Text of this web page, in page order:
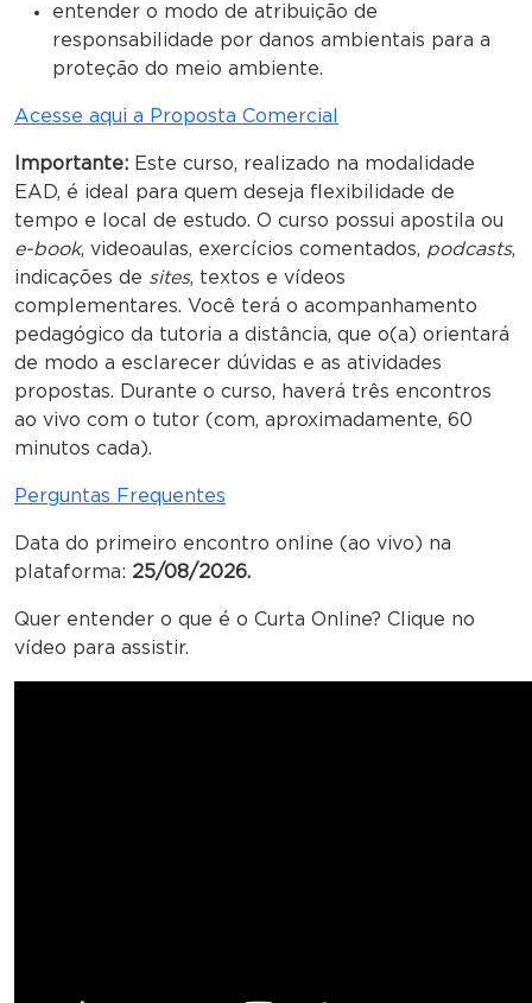
entender o modo de atribuição de
responsabilidade por danos ambientais para a
proteção do meio ambiente.
Acesse aqui a Proposta Comercial
Importante: Este curso, realizado na modalidade
EAD, é ideal para quem deseja flexibilidade de
tempo e local de estudo. O curso possui apostila ou
e-book, videoaulas, exercícios comentados, podcasts,
indicações de sites, textos e vídeos
complementares. Você terá o acompanhamento
pedagógico da tutoria a distância, que o(a) orientará
de modo a esclarecer dúvidas e as atividades
propostas. Durante o curso, haverá três encontros
ao vivo com o tutor (com, aproximadamente, 60
minutos cada).
Perguntas Frequentes
Data do primeiro encontro online (ao vivo) na
plataforma: 25/08/2026.
Quer entender o que é o Curta Online? Clique no
vídeo para assistir.